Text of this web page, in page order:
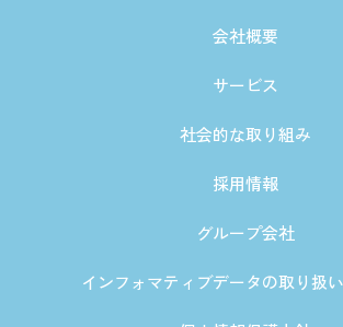
会社概要
サービス
社会的な取り組み
採用情報
グループ会社
インフォマティブデータの取り扱